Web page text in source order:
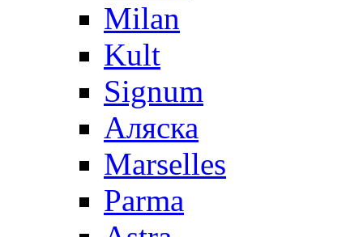
Milan
Kult
Signum
Аляска
Marselles
Parma